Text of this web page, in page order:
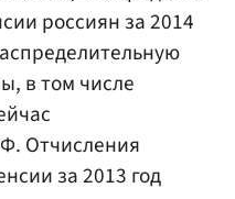
россиян за 2014
в том числе
Отчисления
за 2013 год